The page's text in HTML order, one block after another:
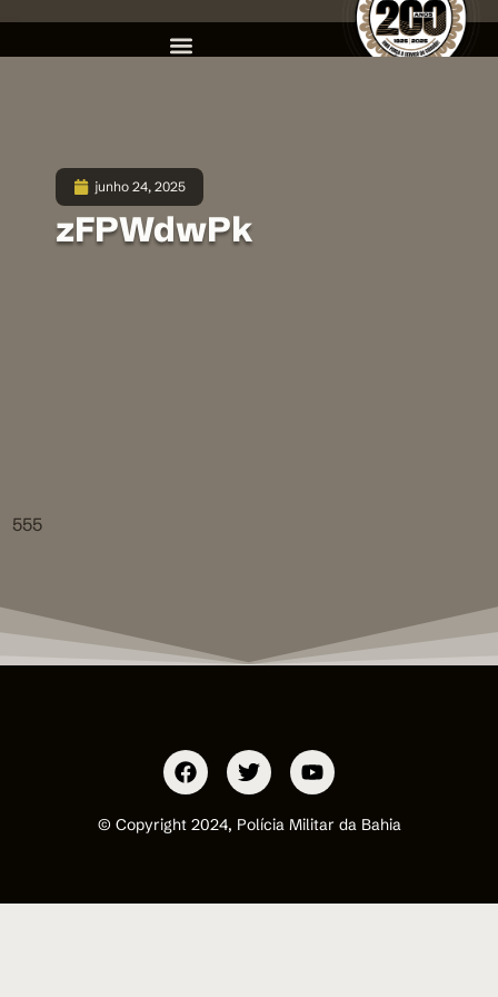
junho 24, 2025
zFPWdwPk
555
© Copyright 2024, Polícia Militar da Bahia